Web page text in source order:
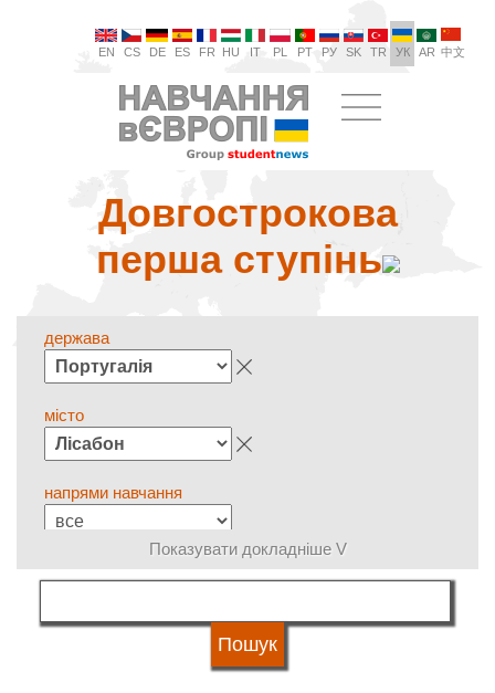
EN CS DE ES FR HU IT PL PT РУ SK TR УК AR 中文
Довгострокова
перша ступінь
держава
місто
напрями навчання
мова навчання
Показувати докладніше V